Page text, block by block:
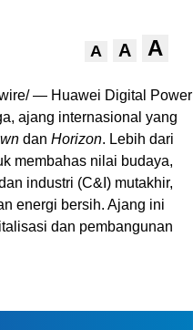
A A A
— Huawei Digital Power
ajang internasional yang
dan Horizon. Lebih dari
membahas nilai budaya,
industri (C&I) mutakhir,
energi bersih. Ajang ini
dan pembangunan